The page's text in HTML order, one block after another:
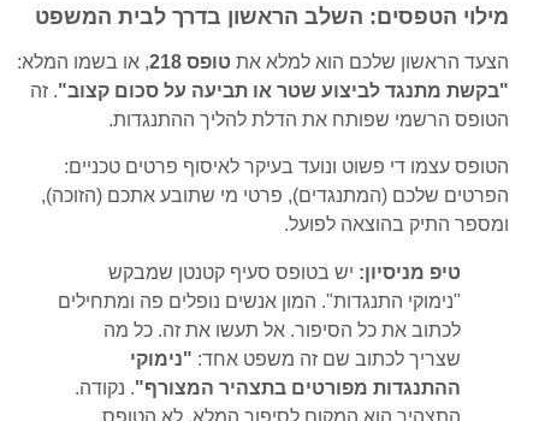
מילוי הטפסים: השלב הראשון בדרך לבית המשפט
הצעד הראשון שלכם הוא למלא את טופס 218
, או בשמו המלא:
"בקשת מתנגד לביצוע שטר או תביעה על סכום קצוב". זה
הטופס הרשמי שפותח את הדלת להליך ההתנגדות.
הטופס עצמו די פשוט ונועד בעיקר לאיסוף פרטים טכניים:
הפרטים שלכם (המתנגדים), פרטי מי שתובע אתכם (הזוכה),
ומספר התיק בהוצאה לפועל.
טיפ מניסיון: יש בטופס סעיף קטנטן שמבקש
"נימוקי התנגדות". המון אנשים נופלים פה ומתחילים
לכתוב את כל הסיפור. אל תעשו את זה. כל מה
שצריך לכתוב שם זה משפט אחד: "נימוקי
ההתנגדות מפורטים בתצהיר המצורף". נקודה.
התצהיר הוא המקום לסיפור המלא, לא הטופס.